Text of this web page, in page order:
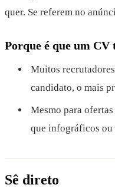
quer. Se referem no
Porque é que um
Muitos
candidato, o mais
Mesmo para
que infográficos ou
Sê direto